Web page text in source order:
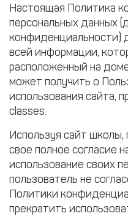
Настоящая Политика
персональных данных
конфиденциальности)
всей информации,
расположенный на
может получить о
использования сайта,
classes.
Используя сайт
свое полное согласие
использование своих
пользователь не
Политики
прекратить